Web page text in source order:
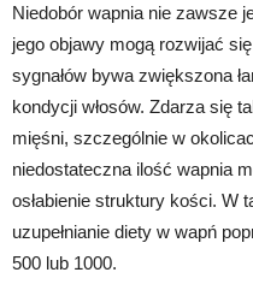
Niedobór wapnia nie zawsze
jego objawy mogą rozwijać
sygnałów bywa zwiększona
kondycji włosów. Zdarza się
mięśni, szczególnie w
niedostateczna ilość wapnia
osłabienie struktury kości. W
uzupełnianie diety w wapń
500 lub 1000.